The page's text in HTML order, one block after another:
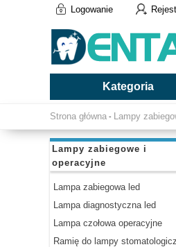
Logowanie
Kategoria
Strona główna - Lampy
Lampy zabiegowe i
operacyjne
Lampa zabiegowa led
Lampa diagnostyczna led
Lampa czołowa operacyjne
Ramię do lampy